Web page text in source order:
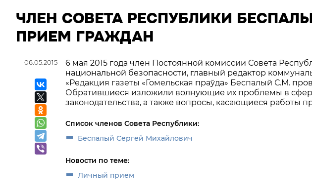
ЧЛЕН СОВЕТА РЕСПУБЛИКИ
ПРИЕМ ГРАЖДАН
06.05.2015
6 мая 2015 года член Постоянной комиссии Совета
национальной безопасности, главный редактор
«Редакция газеты «Гомельская праўда» Беспалый С.М.
Обратившиеся изложили волнующие их проблемы в
законодательства, а также вопросы, касающиеся работы
Список членов Совета Республики:
Беспалый Сергей Михайлович
Новости по теме:
Личный прием